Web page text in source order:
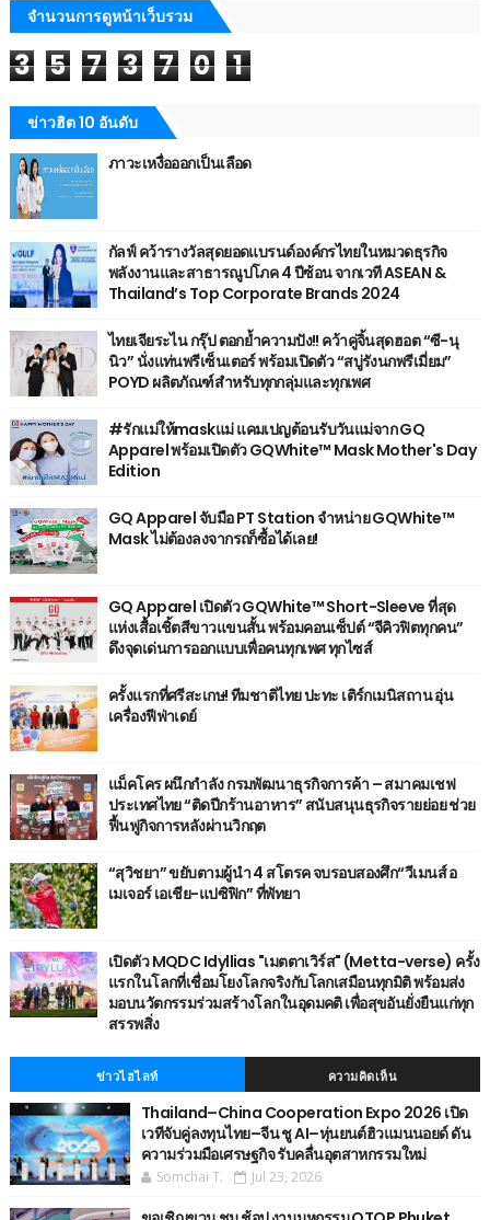
จำนวนการดูหน้าเว็บรวม
3 5 7 3 7 0 1
ข่าวฮิต 10 อันดับ
ภาวะเหงื่อออกเป็นเลือด
กัลฟ์ คว้ารางวัลสุดยอดแบรนด์องค์กรไทยในหมวดธุรกิจ
พลังงานและสาธารณูปโภค 4 ปีซ้อน จากเวที ASEAN &
Thailand’s Top Corporate Brands 2024
ไทยเจียระไน กรุ๊ป ตอกย้ำความปัง!! คว้าคู่จิ้นสุดฮอต “ซี-นุ
นิว” นั่งแท่นพรีเซ็นเตอร์ พร้อมเปิดตัว “สบู่รังนกพรีเมี่ยม”
POYD ผลิตภัณฑ์สำหรับทุกกลุ่มและทุกเพศ
#รักแม่ให้maskแม่ แคมเปญต้อนรับวันแม่จาก GQ
Apparel พร้อมเปิดตัว GQWhite™ Mask Mother's Day
Edition
GQ Apparel จับมือ PT Station จำหน่าย GQWhite™
Mask ไม่ต้องลงจากรถก็ซื้อได้เลย!
GQ Apparel เปิดตัว GQWhite™ Short-Sleeve ที่สุด
แห่งเสื้อเชิ้ตสีขาวแขนสั้น พร้อมคอนเซ็ปต์ “จีคิวฟิตทุกคน”
ดึงจุดเด่นการออกแบบเพื่อคนทุกเพศ ทุกไซส์
ครั้งแรกที่ศรีสะเกษ! ทีมชาติไทย ปะทะ เติร์กเมนิสถาน อุ่น
เครื่องฟีฟ่าเดย์
แม็คโคร ผนึกกำลัง กรมพัฒนาธุรกิจการค้า – สมาคมเชฟ
ประเทศไทย “ติดปีกร้านอาหาร” สนับสนุนธุรกิจรายย่อย ช่วย
ฟื้นฟูกิจการหลังผ่านวิกฤต
“สุวิชยา” ขยับตามผู้นำ 4 สโตรค จบรอบสองศึก“วีเมนส์ อ
เมเจอร์ เอเชีย-แปซิฟิก” ที่พัทยา
เปิดตัว MQDC Idyllias "เมตตาเวิร์ส" (Metta-verse) ครั้ง
แรกในโลกที่เชื่อมโยงโลกจริงกับโลกเสมือนทุกมิติ พร้อมส่ง
มอบนวัตกรรมร่วมสร้างโลกในอุดมคติ เพื่อสุขอันยั่งยืนแก่ทุก
สรรพสิ่ง
ข่าวไฮไลท์ ความคิดเห็น
Thailand–China Cooperation Expo 2026 เปิด
เวทีจับคู่ลงทุนไทย–จีน ชู AI–หุ่นยนต์ฮิวแมนนอยด์ ดัน
ความร่วมมือเศรษฐกิจ รับคลื่นอุตสาหกรรมใหม่
Somchai T. Jul 23, 2026